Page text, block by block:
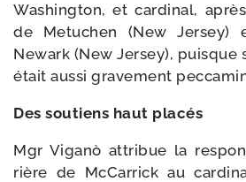
Washington, et car­di­nal,
de Metuchen (New Jersey)
Newark (New Jersey),
était aus­si gra­ve­ment
Des sou­tiens haut placés
Mgr Viganò attri­bue la
rière de McCarrick au